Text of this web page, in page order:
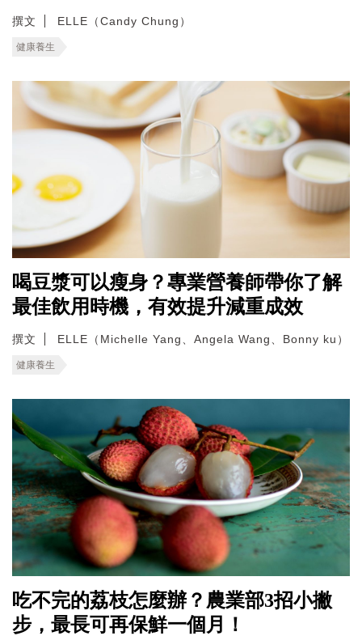
撰文 ELLE（Candy Chung）
健康養生
喝豆漿可以瘦身？專業營養師帶你了解
最佳飲用時機，有效提升減重成效
撰文 ELLE（Michelle Yang、Angela Wang、Bonny ku）
健康養生
吃不完的荔枝怎麼辦？農業部3招小撇
步，最長可再保鮮一個月！